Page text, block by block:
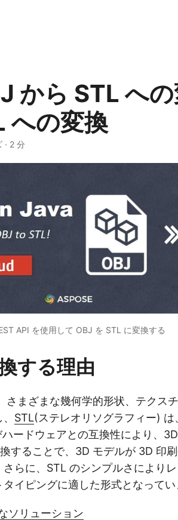
から STL へ
への変換
· 2 分
API を使用して OBJ を STL に変換する
する理由
さまざまな幾何学的形状、テクス
STL(ステレオリソグラフィー)
ードウェアとの互換性により、
することで、3D モデルが 3D 印
らに、STL のシンプルさにより
イピングに適した形式となってい
ソリューション